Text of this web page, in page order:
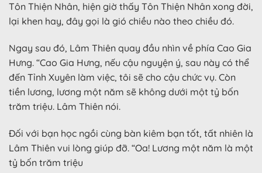
Tôn Thiện Nhân, hiện giờ thấy Tôn Thiện Nhân xong đời,
lại khen hay, đây gọi là gió chiều nào theo chiều đó.
Ngay sau đó, Lâm Thiên quay đầu nhìn về phía Cao Gia
Hưng. “Cao Gia Hưng, nếu cậu nguyện ý, sau này có thể
đến Tỉnh Xuyên làm việc, tôi sẽ cho cậu chức vụ. Còn
tiền lương, lương một năm sẽ không dưới một tỷ bốn
trăm triệu. Lâm Thiên nói.
Đối với bạn học ngồi cùng bàn kiêm bạn tốt, tất nhiên là
Lâm Thiên vui lòng giúp đỡ. “Oa! Lương một năm là một
tỷ bốn trăm triệu